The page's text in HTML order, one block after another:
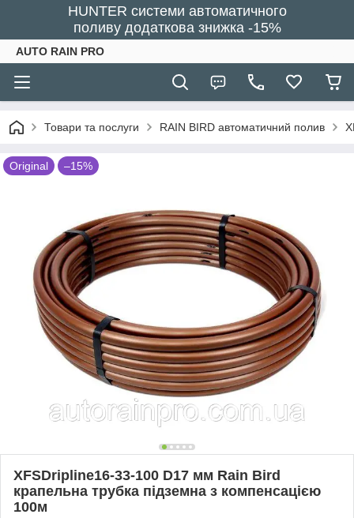
HUNTER системи автоматичного
поливу додаткова знижка -15%
AUTO RAIN PRO
Товари та послуги RAIN BIRD автоматичний полив
Original –15%
XFSDripline16-33-100 D17 мм Rain Bird
крапельна трубка підземна з компенсацією
100м